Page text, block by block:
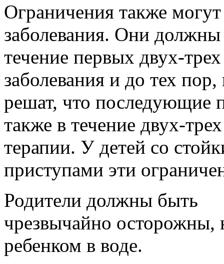
Ограничения также
заболевания. Они
течение первых двух-
заболевания и до тех
решат, что последующие
также в течение двух-
терапии. У детей со
приступами эти
Родители должны быть
чрезвычайно осторожны,
ребенком в воде.